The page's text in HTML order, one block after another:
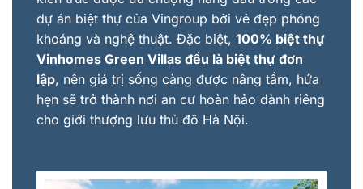
dự án biệt thự của Vingroup bởi vẻ đẹp phóng
khoáng và nghệ thuật. Đặc biệt, 100% biệt thự
Vinhomes Green Villas đều là biệt thự đơn
lập, nên giá trị sống càng được nâng tầm, hứa
hẹn sẽ trở thành nơi an cư hoàn hảo dành riêng
cho giới thượng lưu thủ đô Hà Nội.